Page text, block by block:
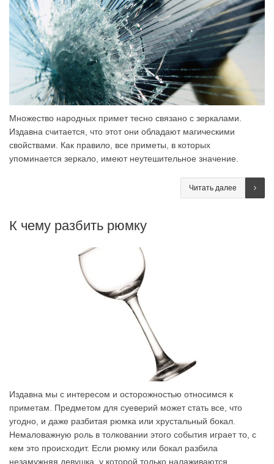
Множество народных примет тесно связано с зеркалами.
Издавна считается, что этот они обладают магическими
свойствами. Как правило, все приметы, в которых
упоминается зеркало, имеют неутешительное значение.
Читать далее
К чему разбить рюмку
Издавна мы с интересом и осторожностью относимся к
приметам. Предметом для суеверий может стать все, что
угодно, и даже разбитая рюмка или хрустальный бокал.
Немаловажную роль в толковании этого события играет то, с
кем это происходит. Если рюмку или бокал разбила
незамужняя девушка, у которой только налаживаются